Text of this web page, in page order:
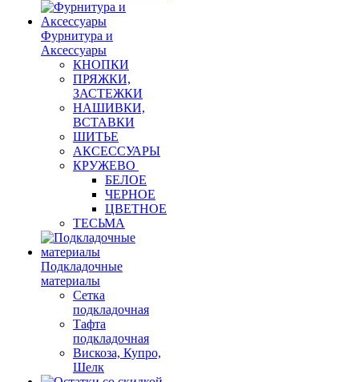
Фурнитура и
Аксессуары
КНОПКИ
ПРЯЖКИ,
ЗАСТЕЖКИ
НАШИВКИ,
ВСТАВКИ
ШИТЬЕ
АКСЕССУАРЫ
КРУЖЕВО
БЕЛОЕ
ЧЕРНОЕ
ЦВЕТНОЕ
ТЕСЬМА
Подкладочные
материалы
Сетка
подкладочная
Тафта
подкладочная
Вискоза, Купро,
Шелк